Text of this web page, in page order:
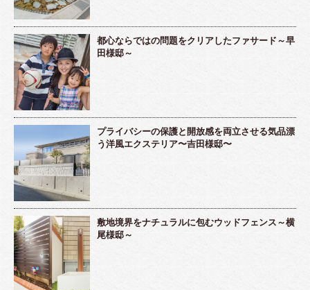
都心ならではの問題をクリアしたファサード～早
田様邸～
プライバシーの保護と開放感を両立させる気品漂
う洋風エクステリア〜吉田様邸〜
敷地境界をナチュラルに包むウッドフェンス～横
尾様邸～